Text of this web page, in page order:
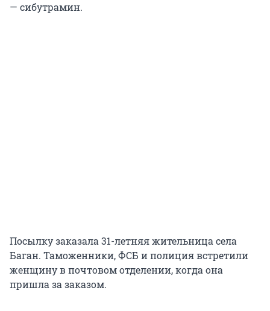
— сибутрамин.
Посылку заказала 31-летняя жительница села
Баган. Таможенники, ФСБ и полиция встретили
женщину в почтовом отделении, когда она
пришла за заказом.